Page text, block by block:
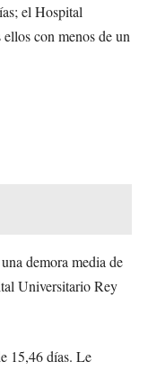
el Hospital
con menos de un
demora media de
Universitario Rey
15,46 días. Le